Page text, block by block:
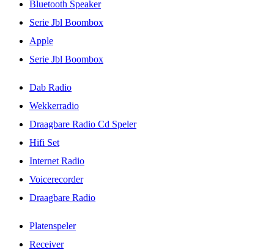
Bluetooth Speaker
Serie Jbl Boombox
Apple
Serie Jbl Boombox
Dab Radio
Wekkerradio
Draagbare Radio Cd Speler
Hifi Set
Internet Radio
Voicerecorder
Draagbare Radio
Platenspeler
Receiver